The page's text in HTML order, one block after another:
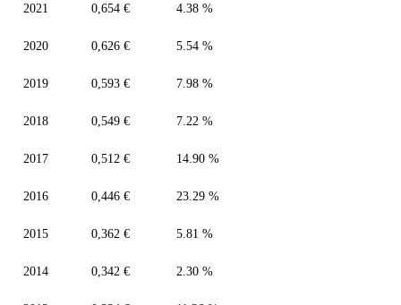
2021 0,654 € 4.38 %
2020 0,626 € 5.54 %
2019 0,593 € 7.98 %
2018 0,549 € 7.22 %
2017 0,512 € 14.90 %
2016 0,446 € 23.29 %
2015 0,362 € 5.81 %
2014 0,342 € 2.30 %